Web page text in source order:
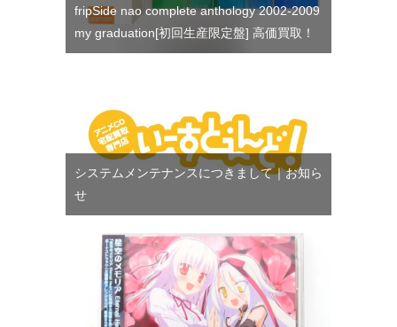
fripSide nao complete anthology 2002-2009
my graduation[初回生産限定盤] 高価買取！
システムメンテナンスにつきまして｜お知ら
せ